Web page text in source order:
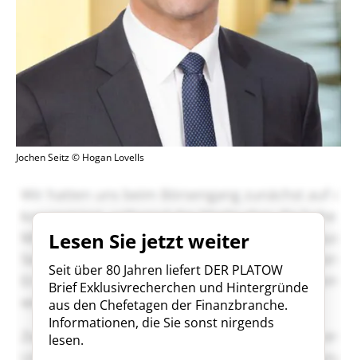
Jochen Seitz © Hogan Lovells
Lesen Sie jetzt weiter
Seit über 80 Jahren liefert DER PLATOW
Brief Exklusivrecherchen und Hintergründe
aus den Chefetagen der Finanzbranche.
Informationen, die Sie sonst nirgends
lesen.